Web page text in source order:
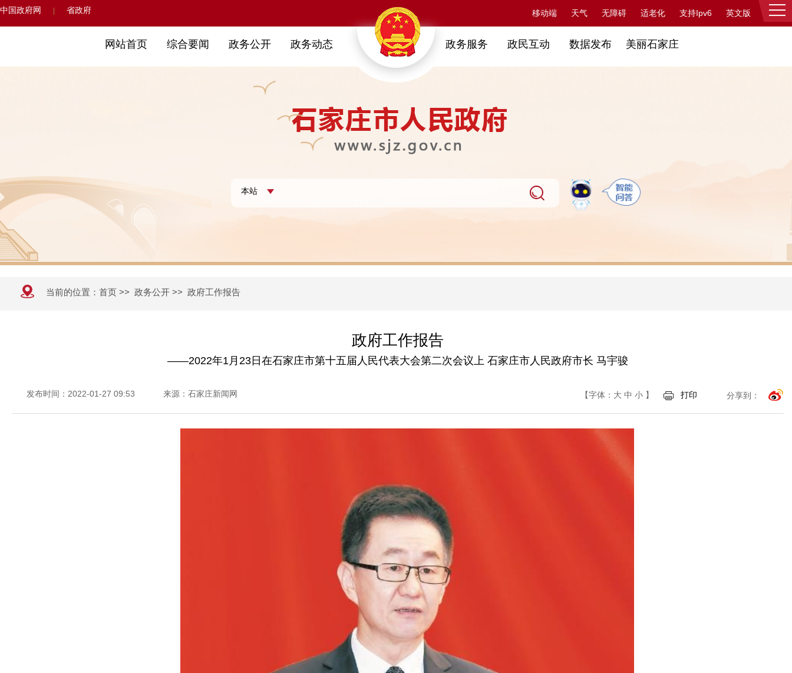
中国政府网 省政府 移动端 天气 无障碍 适老化 支持Ipv6 英文版 登录
网站首页 综合要闻 政务公开 政务动态 政务服务 政民互动 数据发布 美丽石家庄
当前的位置： 首页 >> 政务公开 >> 政府工作报告
政府工作报告
——2022年1月23日在石家庄市第十五届人民代表大会第二次会议上 石家庄市人民政府市长 马宇骏
发布时间：2022-01-27 09:53 来源：石家庄新闻网 【字体： 大 中 小 】 打印 分享到：